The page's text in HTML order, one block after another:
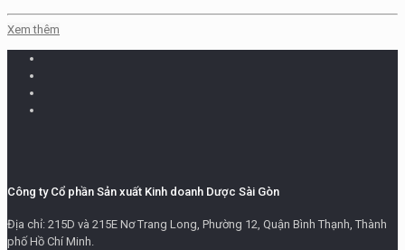
Xem thêm
Công ty Cổ phần Sản xuất Kinh doanh Dược Sài Gòn
Địa chỉ: 215D và 215E Nơ Trang Long, Phường 12, Quận Bình Thạnh, Thành
phố Hồ Chí Minh.